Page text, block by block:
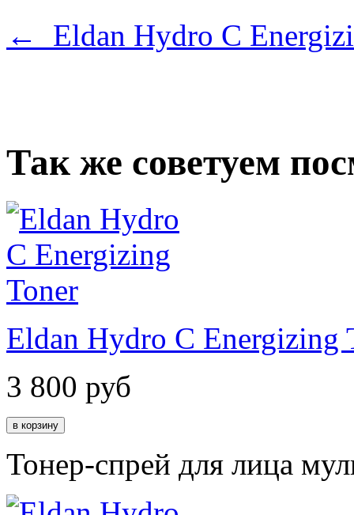
← Eldan Hydro C
Так же советуем
Eldan Hydro C Energizing
3 800 руб
Тонер-спрей для лица